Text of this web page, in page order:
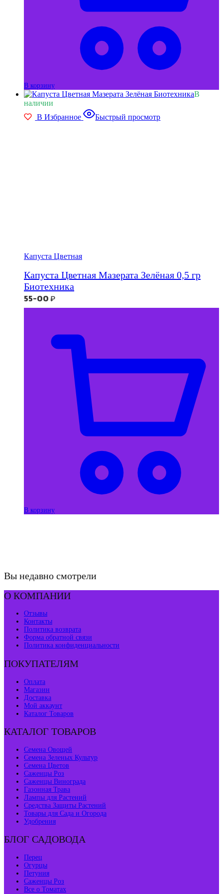
В корзину
В
наличии
В Избранное
Быстрый просмотр
Капуста Цветная
Капуста Цветная Мазерата Зелёная 0,5 гр
Биотехника
55-00₽
В корзину
Вы недавно смотрели
О КОМПАНИИ
Отзывы
Контакты
Политика возврата
Форма обратной связи
Политика конфиденциальности
ПОКУПАТЕЛЯМ
Оплата
Магазин
Доставка
Мой аккаунт
Каталог Товаров
КАТАЛОГ ТОВАРОВ
Семена Овощей
Семена Зеленых Культур
Семена Цветов
Саженцы Роз
Саженцы Винограда
Газонная Трава
Лампы для Растений
Средства Защиты Растений
Товары для Сада и Огорода
Удобрения
БЛОГ САДОВОДА
Перец
Огурцы
Петуния
Саженцы Роз
Все о Томатах